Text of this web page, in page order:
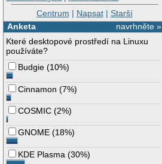
Centrum | Napsat| Starší
navrhněte »
Anketa
Které desktopové prostředí na Linuxu
používáte?
Budgie (10%)
Cinnamon (7%)
COSMIC (2%)
GNOME (18%)
KDE Plasma (30%)